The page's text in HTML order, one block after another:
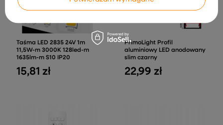
Taśma LED 2835 24V 1m
11,5W-m 3000K 128led-m
1635lm-m S10 IP20
15,81 zł
PrimoLight Profil
aluminiowy LED anodowany
slim czarny
22,99 zł